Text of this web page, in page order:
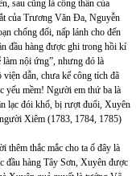
sau cũng là công thần của
của Trương Văn Đa, Nguyễn
chống đối, nấp lánh cho đến
đầu hàng được ghi trong hồi kí
làm nội ứng”, nhưng đó là
dẫn, chưa kể công tích đã
yếu mềm! Người em thứ ba là
lạc đói khổ, bị rượt đuổi, Xuyên
Xiêm (1783, 1784, 1785)
thêm thắc mắc cho ta ố đây là
đầu hàng Tây Sơn, Xuyên được